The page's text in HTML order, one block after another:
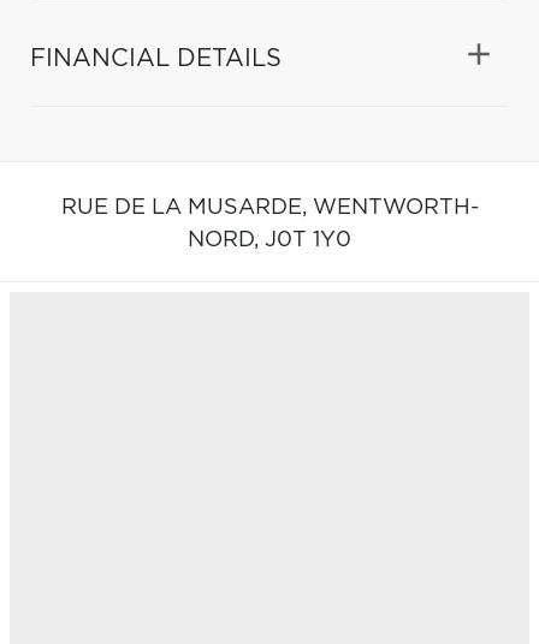
FINANCIAL DETAILS
RUE DE LA MUSARDE, WENTWORTH-
NORD, J0T 1Y0